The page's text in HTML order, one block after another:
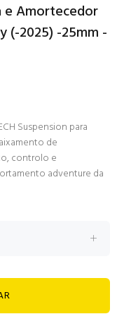
e Amortecedor
(-2025) -25mm -
Suspension para
de
controlo e
adventure da